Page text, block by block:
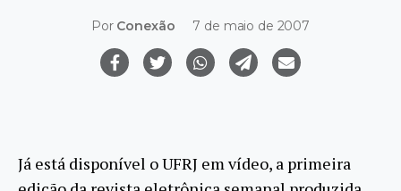
Por Conexão 7 de maio de 2007
Já está disponível o UFRJ em vídeo, a primeira